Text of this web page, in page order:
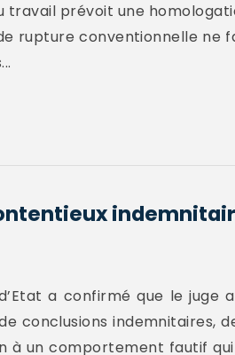
travail prévoit une
rupture conventionnelle ne
a confirmé que le juge
conclusions indemnitaires,
à un comportement fautif